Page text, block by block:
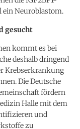
ein Neuroblastom.
gesucht
kommt es bei
deshalb dringend
Krebserkrankung
Die Deutsche
fördern
Halle mit dem
und
zu